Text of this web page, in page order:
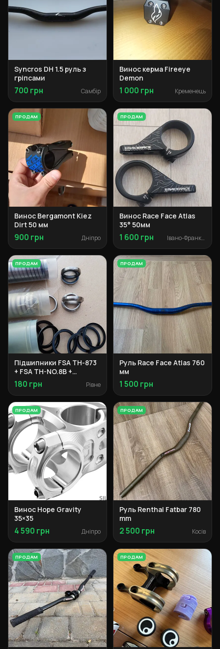
Syncros DH 1.5 руль з
гріпсами
700 грн Самбір
Винос керма Fireeye
Demon
1 000 грн Кременець
ПРОДАМ
Винос Bergamont Kiez
Dirt 50 мм
900 грн Дніпро
ПРОДАМ
Винос Race Face Atlas
35° 50мм
1 600 грн Івано-Франківськ
ПРОДАМ
Підшипники FSA TH-873
+ FSA TH-NO.8B +
запчастини рульової
180 грн Рівне
ПРОДАМ
Руль Race Face Atlas 760
мм
1 500 грн
ПРОДАМ
Винос Hope Gravity
35×35
4 590 грн Дніпро
ПРОДАМ
Руль Renthal Fatbar 780
mm
2 500 грн Косів
ПРОДАМ ПРОДАМ